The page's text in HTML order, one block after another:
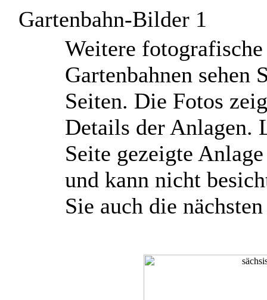
Gartenbahn-Bilder 1
Weitere
Gartenbahnen sehen
Seiten. Die Fotos
Details der Anlagen.
Seite gezeigte
und kann nicht
Sie auch die